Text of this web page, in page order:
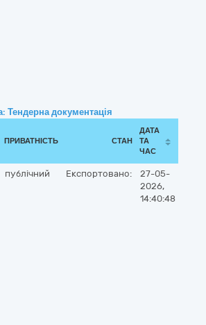
Тендерна документація
ПРИВАТНІСТЬ СТАН
ДАТА
ТА
ЧАС
публічний Експортовано:
27-05-
2026,
14:40:48